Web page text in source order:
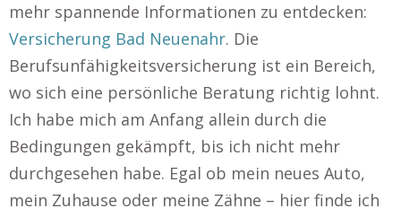
mehr spannende Informationen zu entdecken:
Versicherung Bad Neuenahr. Die
Berufsunfähigkeitsversicherung ist ein Bereich,
wo sich eine persönliche Beratung richtig lohnt.
Ich habe mich am Anfang allein durch die
Bedingungen gekämpft, bis ich nicht mehr
durchgesehen habe. Egal ob mein neues Auto,
mein Zuhause oder meine Zähne – hier finde ich